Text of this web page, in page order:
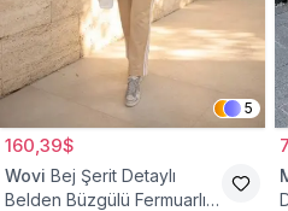
5
160,39$
Wovi Bej Şerit Detaylı
Belden Büzgülü Fermuarlı